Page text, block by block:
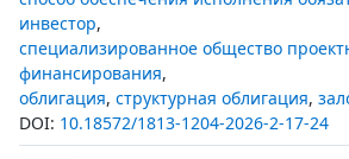
инвестор,
специализированное общество
финансирования,
облигация, структурная облигация,
DOI: 10.18572/1813-1204-2026-2-17-24